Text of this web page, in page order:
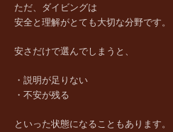
ただ、ダイビングは
安全と理解がとても大切な分野です。
安さだけで選んでしまうと、
・説明が足りない
・不安が残る
といった状態になることもあります。